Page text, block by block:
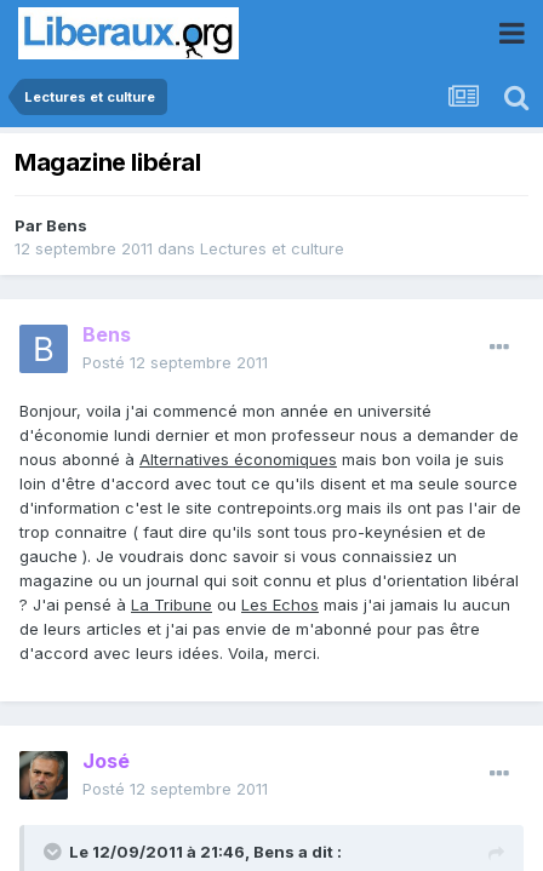
Lectures et culture
Magazine libéral
Par Bens
12 septembre 2011 dans Lectures et culture
Bens
Posté 12 septembre 2011
Bonjour, voila j'ai commencé mon année en université
d'économie lundi dernier et mon professeur nous a demander de
nous abonné à Alternatives économiques mais bon voila je suis
loin d'être d'accord avec tout ce qu'ils disent et ma seule source
d'information c'est le site contrepoints.org mais ils ont pas l'air de
trop connaitre ( faut dire qu'ils sont tous pro-keynésien et de
gauche ). Je voudrais donc savoir si vous connaissiez un
magazine ou un journal qui soit connu et plus d'orientation libéral
? J'ai pensé à La Tribune ou Les Echos mais j'ai jamais lu aucun
de leurs articles et j'ai pas envie de m'abonné pour pas être
d'accord avec leurs idées. Voila, merci.
José
Posté 12 septembre 2011
Le 12/09/2011 à 21:46, Bens a dit :